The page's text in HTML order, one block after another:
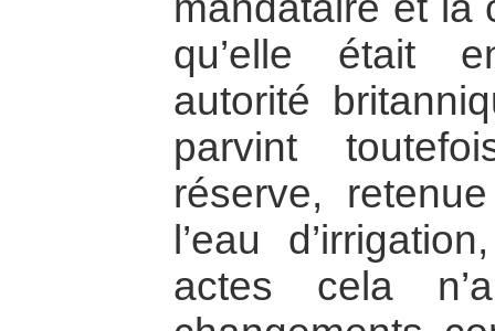
qu’elle était
autorité
parvint
réserve,
l’eau
actes cela